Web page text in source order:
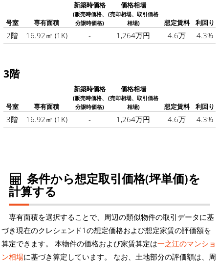
号室 専有面積
新築時価格
(販売時価格、
分譲時価格)
価格相場
(売却相場、取引価格
相場)
想定賃料 利回り
2階 16.92㎡ (1K) - 1,264万円 4.6万 4.3%
3階
号室 専有面積
新築時価格
(販売時価格、
分譲時価格)
価格相場
(売却相場、取引価格
相場)
想定賃料 利回り
3階 16.92㎡ (1K) - 1,264万円 4.6万 4.3%
条件から想定取引価格(坪単価)を
計算する
専有面積を選択することで、周辺の類似物件の取引データに基
づき現在のクレシェンド1の想定価格および想定家賃の評価額を
算定できます。 本物件の価格および家賃算定は一之江のマンショ
ン相場に基づき算定しています。 なお、土地部分の評価額は、周